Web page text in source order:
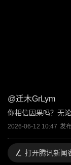
@迁木GrLym
你相信因果吗？无
2026-06-12 10:47 发
打开腾讯新闻